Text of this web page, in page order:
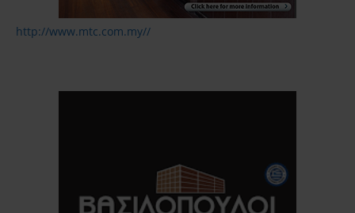
http://www.mtc.com.my//